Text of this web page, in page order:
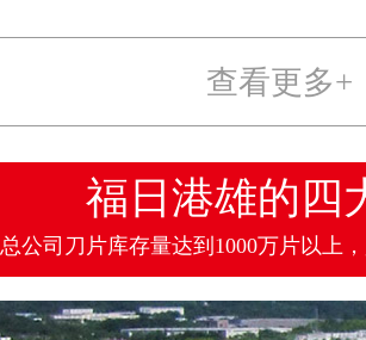
查看更多+
福日港雄的四
总公司刀片库存量达到1000万片以上